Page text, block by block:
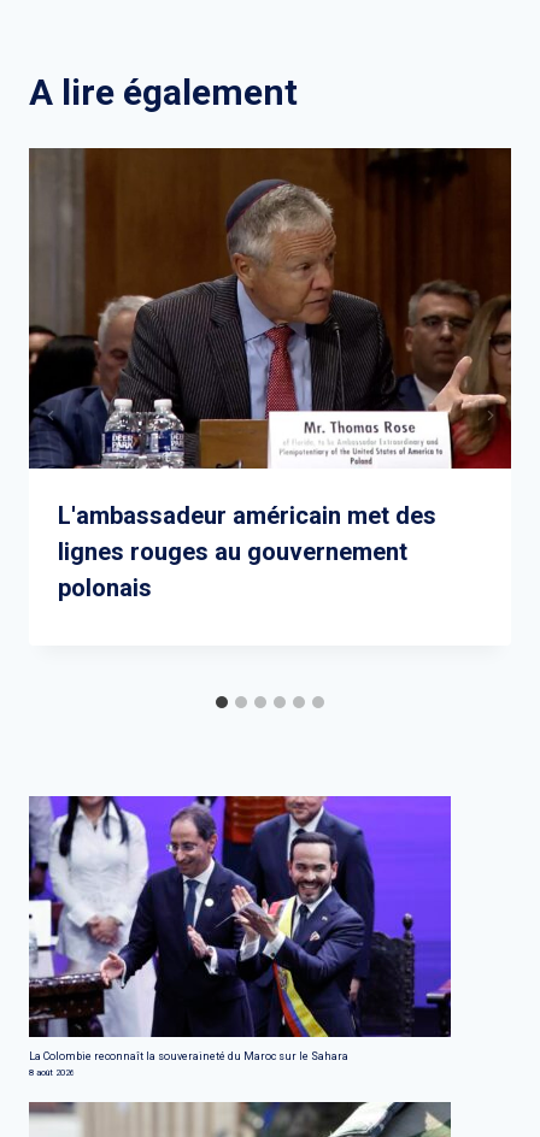
A lire également
L'ambassadeur américain met des
lignes rouges au gouvernement
polonais
La Colombie reconnaît la souveraineté du Maroc sur le Sahara
8 août 2026